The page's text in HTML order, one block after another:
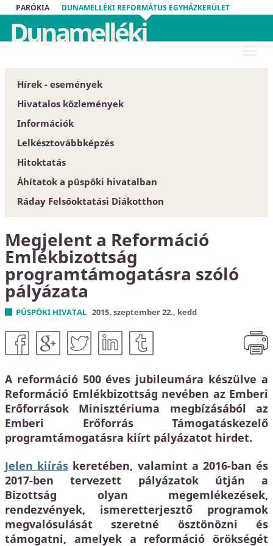
PARÓKIA DUNAMELLÉKI REFORMÁTUS EGYHÁZKERÜLET
Dunamelléki
Református
Egyházkerület
Hírek - események
Hivatalos közlemények
Püspöki Hivatal
Közgyűlés
Zárt tartalom
Szabályrendeletek
Űrlapok
Dunamellék története
Közlöny
EGYH-KCP projektbeszámoló
Közbeszerzés
KEHOP
Kiss Géza emlékház és közösségi központ kialakítása
Információk
Egyházközségek
Esperesi Hivatalok
Püspöki Hivatal
Elnökség és szervezet
Konferencia-központ
Címtár
Lelkésztovábbképzés
Hitoktatás
Hitoktatót keresünk
Hitoktató állást keres
Áhítatok a püspöki hivatalban
Ráday Felsőoktatási Diákotthon
Megjelent a Reformáció
Emlékbizottság
programtámogatásra szóló
pályázata
PÜSPÖKI HIVATAL 2015. szeptember 22., kedd
A reformáció 500 éves jubileumára készülve a
Reformáció Emlékbizottság nevében az Emberi
Erőforrások Minisztériuma megbízásából az
Emberi Erőforrás Támogatáskezelő
programtámogatásra kiírt pályázatot hirdet.
Jelen kiírás keretében, valamint a 2016-ban és
2017-ben tervezett pályázatok útján a
Bizottság olyan megemlékezések,
rendezvények, ismeretterjesztő programok
megvalósulását szeretné ösztönözni és
támogatni, amelyek a reformáció örökségét